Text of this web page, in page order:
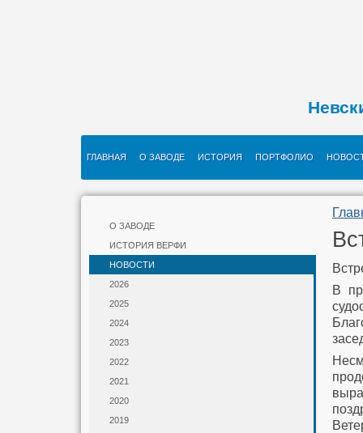
ГЛАВНАЯ О ЗАВОДЕ ИСТОРИЯ ПОРТФОЛИО
О ЗАВОДЕ
ИСТОРИЯ ВЕРФИ
НОВОСТИ
2026
2025
2024
2023
2022
2021
2020
2019
В